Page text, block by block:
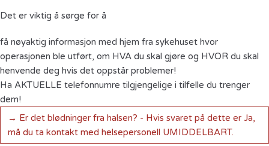
Det er viktig å sørge for å
få nøyaktig informasjon med hjem fra sykehuset hvor
operasjonen ble utført, om HVA du skal gjøre og HVOR du skal
henvende deg hvis det oppstår problemer!
Ha AKTUELLE telefonnumre tilgjengelige i tilfelle du trenger
dem!
→ Er det blødninger fra halsen? - Hvis svaret på dette er Ja,
må du ta kontakt med helsepersonell UMIDDELBART.